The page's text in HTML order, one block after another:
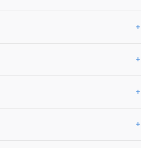
閉じる